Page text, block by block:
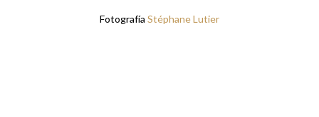
Fotografía Stéphane Lutier